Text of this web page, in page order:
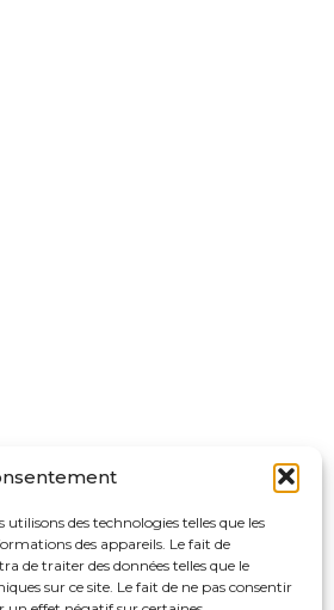
des technologies telles que les
des appareils. Le fait de
de traiter des données telles que le
sur ce site. Le fait de ne pas consentir